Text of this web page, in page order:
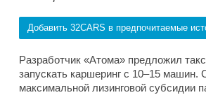
Добавить 32CARS в предпочитаемые
Разработчик «Атома» предложил
запускать каршеринг с 10–15 машин.
максимальной лизинговой субсидии